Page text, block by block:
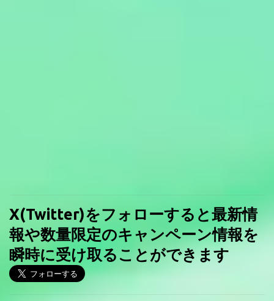
X(Twitter)をフォローすると最新情
報や数量限定のキャンペーン情報を
瞬時に受け取ることができます